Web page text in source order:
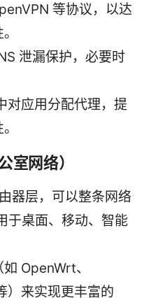
等协议，以达
泄漏保护，必要时
对应用分配代理，提
室网络）
器层，可以整条网络
于桌面、移动、智能
OpenWrt、
）来实现更丰富的